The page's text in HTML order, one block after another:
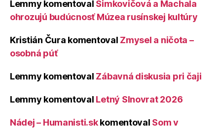
Lemmy komentoval Šimkovičová a Machala
ohrozujú budúcnosť Múzea rusínskej kultúry
Kristián Čura komentoval Zmysel a ničota –
osobná púť
Lemmy komentoval Zábavná diskusia pri čaji
Lemmy komentoval Letný Slnovrat 2026
Nádej – Humanisti.skkomentoval Som v